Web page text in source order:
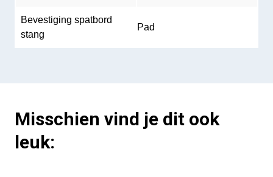
Bevestiging spatbord
stang
Pad
Misschien vind je dit ook
leuk: